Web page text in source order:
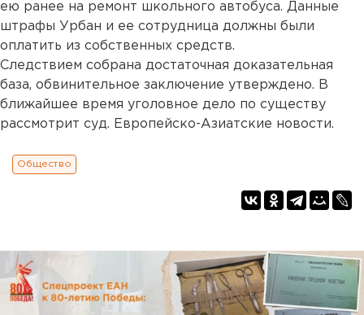
ею ранее на ремонт школьного автобуса. Данные
штрафы Урбан и ее сотрудница должны были
оплатить из собственных средств.
Следствием собрана достаточная доказательная
база, обвинительное заключение утверждено. В
ближайшее время уголовное дело по существу
рассмотрит суд. Европейско-Азиатские новости.
Общество